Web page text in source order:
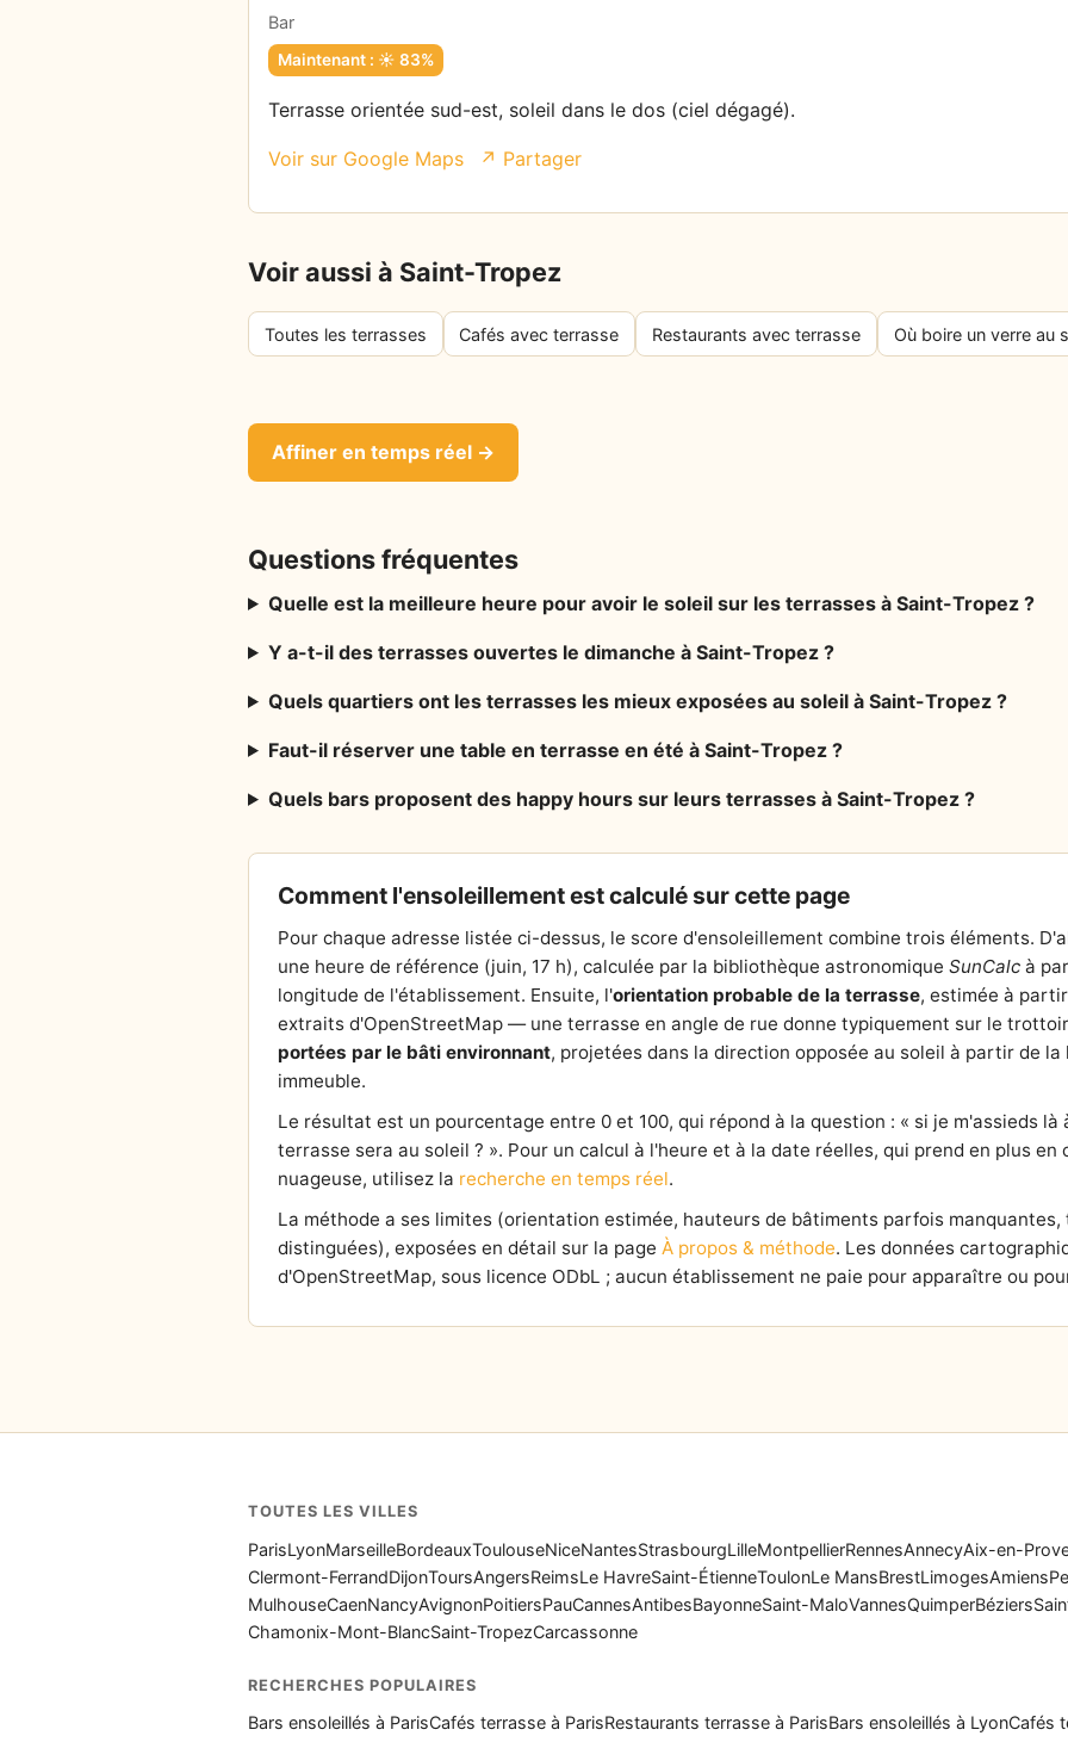
Bar
Maintenant : ☀️ 83%
Terrasse orientée sud-est, soleil dans le dos (ciel dégagé).
Voir sur Google Maps ↗ Partager
Voir aussi à Saint-Tropez
Toutes les terrasses Cafés avec terrasse Restaurants avec terrasse Où boire un verre au
Affiner en temps réel →
Questions fréquentes
Quelle est la meilleure heure pour avoir le soleil sur les terrasses à Saint-Tropez ?
Y a-t-il des terrasses ouvertes le dimanche à Saint-Tropez ?
Quels quartiers ont les terrasses les mieux exposées au soleil à Saint-Tropez ?
Faut-il réserver une table en terrasse en été à Saint-Tropez ?
Quels bars proposent des happy hours sur leurs terrasses à Saint-Tropez ?
Comment l'ensoleillement est calculé sur cette page
Pour chaque adresse listée ci-dessus, le score d'ensoleillement combine trois éléments.
une heure de référence (juin, 17 h), calculée par la bibliothèque astronomique SunCalc à
longitude de l'établissement. Ensuite, l'orientation probable de la terrasse, estimée à
extraits d'OpenStreetMap — une terrasse en angle de rue donne typiquement sur le
portées par le bâti environnant, projetées dans la direction opposée au soleil à partir de
immeuble.
Le résultat est un pourcentage entre 0 et 100, qui répond à la question : « si je m'assieds là
terrasse sera au soleil ? ». Pour un calcul à l'heure et à la date réelles, qui prend en plus en
nuageuse, utilisez la recherche en temps réel.
La méthode a ses limites (orientation estimée, hauteurs de bâtiments parfois
distinguées), exposées en détail sur la page À propos & méthode. Les données
d'OpenStreetMap, sous licence ODbL ; aucun établissement ne paie pour apparaître ou
TOUTES LES VILLES
ParisLyonMarseilleBordeauxToulouseNiceNantesStrasbourgLilleMontpellierRennesAnnecyAix-en-
Clermont-FerrandDijonToursAngersReimsLe HavreSaint-ÉtienneToulonLe MansBrestLimogesAmiens
MulhouseCaenNancyAvignonPoitiersPauCannesAntibesBayonneSaint-MaloVannesQuimperBéziers
Chamonix-Mont-BlancSaint-TropezCarcassonne
RECHERCHES POPULAIRES
Bars ensoleillés à ParisCafés terrasse à ParisRestaurants terrasse à ParisBars ensoleillés à LyonCafés